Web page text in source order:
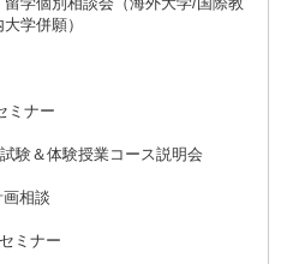
学併願）
ミナー
験＆体験授業コース説明会
相談
ミナー